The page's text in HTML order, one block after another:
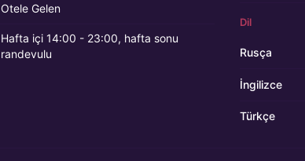
Otele Gelen
Hafta içi 14:00 - 23:00, hafta sonu
randevulu
Dil
Rusça
İngilizce
Türkçe